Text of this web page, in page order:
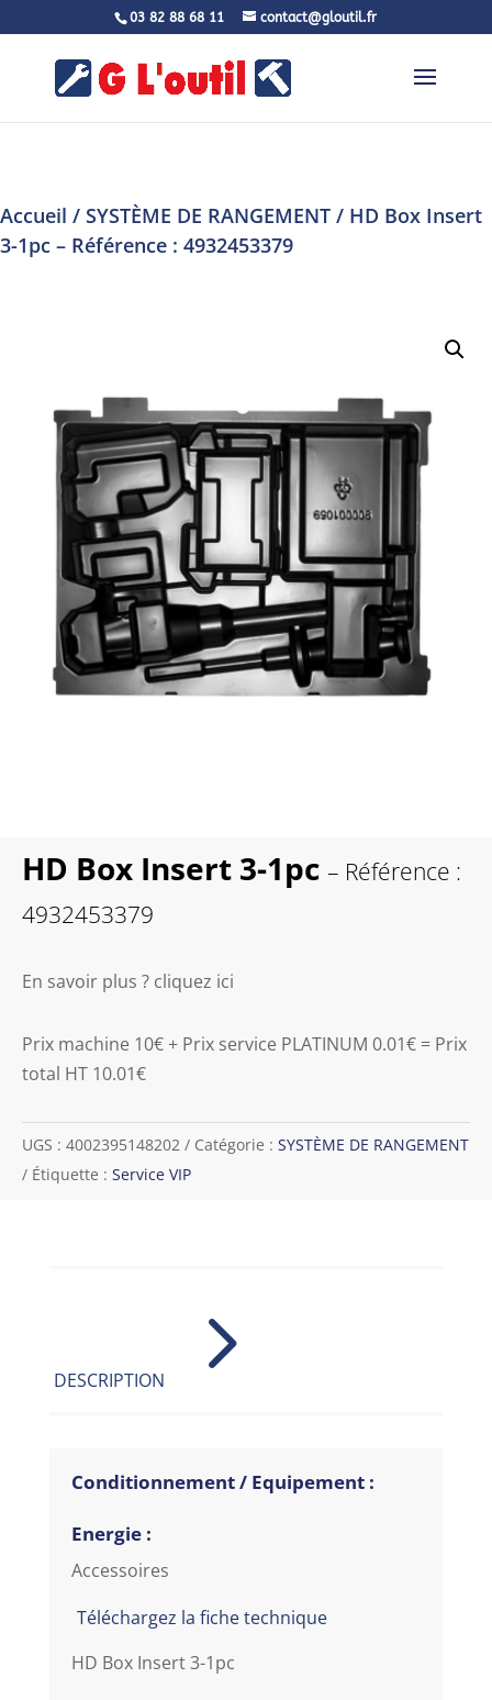
03 82 88 68 11 contact@gloutil.fr
Accueil / SYSTÈME DE RANGEMENT / HD Box Insert
3-1pc – Référence : 4932453379
HD Box Insert 3-1pc – Référence :
4932453379
En savoir plus ? cliquez ici
Prix machine 10€ + Prix service PLATINUM 0.01€ = Prix
total HT 10.01€
UGS : 4002395148202 Catégorie : SYSTÈME DE RANGEMENT
Étiquette : Service VIP
DESCRIPTION 5
Conditionnement / Equipement :
Energie :
Accessoires
Téléchargez la fiche technique
HD Box Insert 3-1pc